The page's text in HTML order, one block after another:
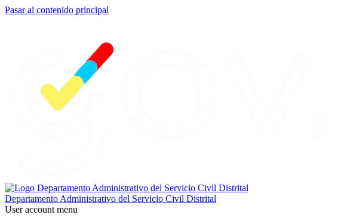
Pasar al contenido principal
Departamento Administrativo del Servicio Civil Distrital
User account menu